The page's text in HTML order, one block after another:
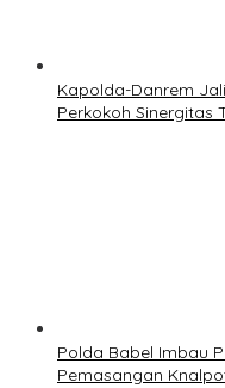
Kapolda-Danrem
Perkokoh Sinergitas
Polda Babel Imbau
Pemasangan